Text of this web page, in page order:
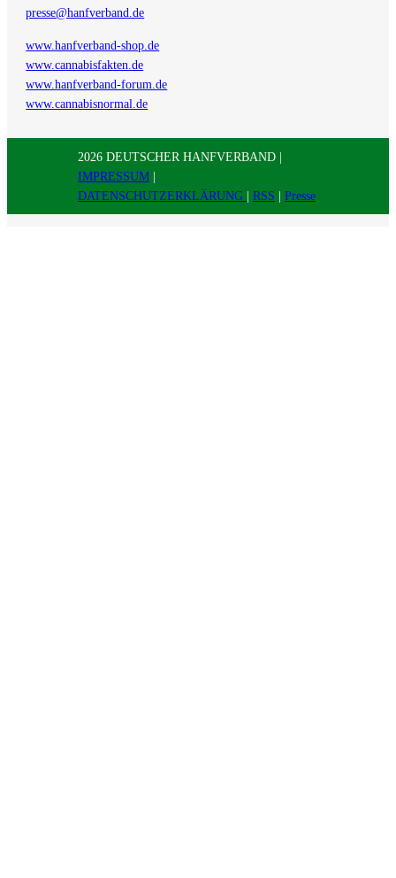
presse@hanfverband.de
www.hanfverband-shop.de
www.cannabisfakten.de
www.hanfverband-forum.de
www.cannabisnormal.de
2026 DEUTSCHER HANFVERBAND |
IMPRESSUM |
DATENSCHUTZERKLÄRUNG | RSS | Presse